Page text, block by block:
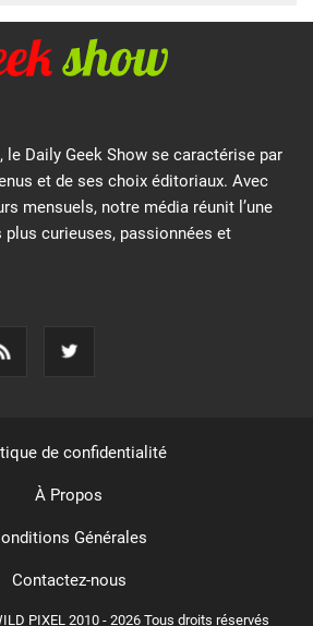
le Daily Geek Show se caractérise par
et de ses choix éditoriaux. Avec
mensuels, notre média réunit l’une
curieuses, passionnées et
PIXEL 2010 - 2026 Tous droits réservés
de confidentialité
À Propos
Générales
Contactez-nous